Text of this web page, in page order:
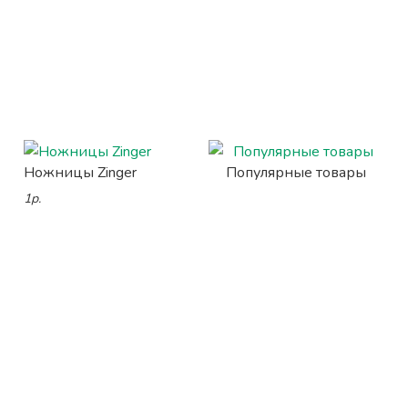
Ножницы Zinger
1р.
Популярные товары